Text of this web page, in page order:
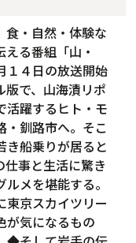
食・自然・体験な
る番組「山・
１４日の放送開始
版で、山海漬リポ
活躍するヒト・モ
釧路市へ。そこ
き船乗りが居ると
仕事と生活に驚き
メを堪能する。
京スカイツリー
が気になるもの